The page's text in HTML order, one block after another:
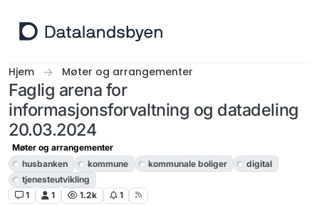
Hjem Møter og arrangementer
Faglig arena for
informasjonsforvaltning og datadeling
20.03.2024
Møter og arrangementer
husbanken
kommune kommunale boliger
digital
tjenesteutvikling
1
1 1.2k 1